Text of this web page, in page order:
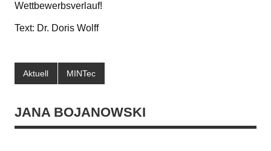
Wettbewerbsverlauf!
Text: Dr. Doris Wolff
Aktuell MINTec
JANA BOJANOWSKI